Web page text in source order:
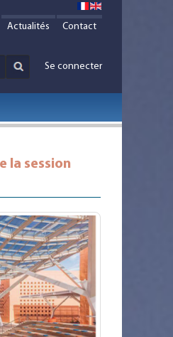
Actualités Contact
Se connecter
la session